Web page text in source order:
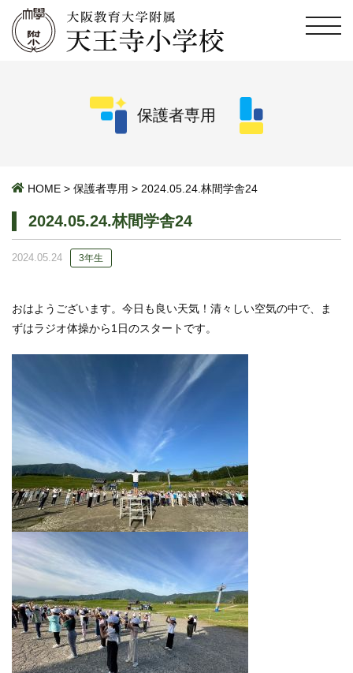
保護者専用
HOME > 保護者専用 > 2024.05.24.林間学舎24
2024.05.24.林間学舎24
2024.05.24 3年生
おはようございます。今日も良い天気！清々しい空気の中で、ま
ずはラジオ体操から1日のスタートです。